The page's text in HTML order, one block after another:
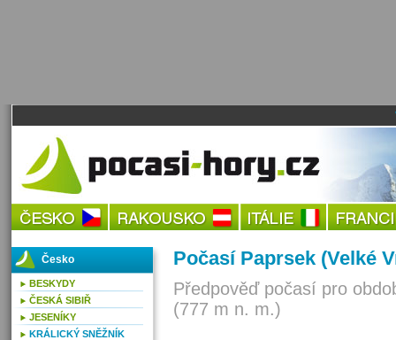
Počasí Paprsek (Velké
Předpověď počasí pro
(777 m n. m.)
Česko
BESKYDY
ČESKÁ SIBIŘ
JESENÍKY
KRÁLICKÝ SNĚŽNÍK